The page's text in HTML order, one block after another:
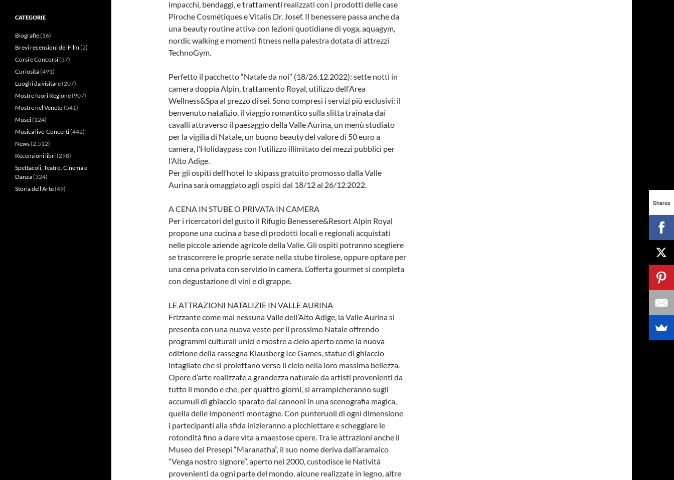
impacchi, bendaggi, e trattamenti realizzati con i prodotti delle case
Piroche Cosmétiques e Vitalis Dr. Josef. Il benessere passa anche da
una beauty routine attiva con lezioni quotidiane di yoga, aquagym,
nordic walking e momenti fitness nella palestra dotata di attrezzi
TechnoGym.
Perfetto il pacchetto “Natale da noi” (18/26.12.2022): sette notti in
camera doppia Alpin, trattamento Royal, utilizzo dell’Area
Wellness&Spa al prezzo di sei. Sono compresi i servizi più esclusivi: il
benvenuto natalizio, il viaggio romantico sulla slitta trainata dai
cavalli attraverso il paesaggio della Valle Aurina, un menù studiato
per la vigilia di Natale, un buono beauty del valore di 50 euro a
camera, l’Holidaypass con l’utilizzo illimitato dei mezzi pubblici per
l’Alto Adige.
Per gli ospiti dell’hotel lo skipass gratuito promosso dalla Valle
Aurina sarà omaggiato agli ospiti dal 18/12 al 26/12.2022.
A CENA IN STUBE O PRIVATA IN CAMERA
Per i ricercatori del gusto il Rifugio Benessere&Resort Alpin Royal
propone una cucina a base di prodotti locali e regionali acquistati
nelle piccole aziende agricole della Valle. Gli ospiti potranno scegliere
se trascorrere le proprie serate nella stube tirolese, oppure optare per
una cena privata con servizio in camera. L’offerta gourmet si completa
con degustazione di vini e di grappe.
LE ATTRAZIONI NATALIZIE IN VALLE AURINA
Frizzante come mai nessuna Valle dell’Alto Adige, la Valle Aurina si
presenta con una nuova veste per il prossimo Natale offrendo
programmi culturali unici e mostre a cielo aperto come la nuova
edizione della rassegna Klausberg Ice Games, statue di ghiaccio
intagliate che si proiettano verso il cielo nella loro massima bellezza.
Opere d’arte realizzate a grandezza naturale da artisti provenienti da
tutto il mondo e che, per quattro giorni, si arrampicheranno sugli
accumuli di ghiaccio sparato dai cannoni in una scenografia magica,
quella delle imponenti montagne. Con punteruoli di ogni dimensione
i partecipanti alla sfida inizieranno a picchiettare e scheggiare le
rotondità fino a dare vita a maestose opere. Tra le attrazioni anche il
Museo dei Presepi “Maranatha”, il suo nome deriva dall’aramaico
“Venga nostro signore”, aperto nel 2000, custodisce le Natività
provenienti da ogni parte del mondo, alcune realizzate in legno, altre
CATEGORIE
Biografie(16)
Brevi recensioni dei Film(2)
Corsi e Concorsi(37)
Curiosità(491)
Luoghi da visitare(207)
Mostre fuori Regione(907)
Mostre nel Veneto(541)
Musei(124)
Musica live-Concerti(442)
News(2.512)
Recensioni libri(298)
Spettacoli, Teatro, Cinema e
Danza(324)
Storia dell'Arte(49)
Shares